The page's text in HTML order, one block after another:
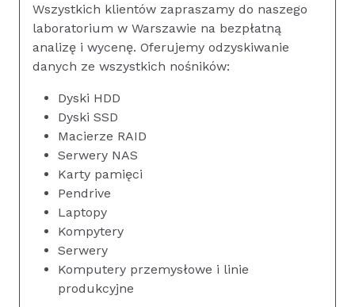
Wszystkich klientów zapraszamy do naszego
laboratorium w Warszawie na bezpłatną
analizę i wycenę. Oferujemy odzyskiwanie
danych ze wszystkich nośników:
Dyski HDD
Dyski SSD
Macierze RAID
Serwery NAS
Karty pamięci
Pendrive
Laptopy
Kompytery
Serwery
Komputery przemysłowe i linie
produkcyjne